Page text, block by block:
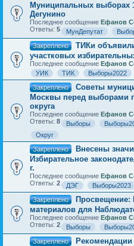
Муниципальных выборах
Дегунино
Последнее сообщение Ефанов
Ответы: 5 МунДепутат
Закреплено
ТИКи
участковых
Последнее сообщение Ефанов
УИК
ТИК Выборы2022
Закреплено
Советы
Москвы перед выборами
округа
Последнее сообщение Ефанов
Ответы: 8 Выборы
Округ
Закреплено
Внесены
Избирательное
г.
Последнее сообщение Ефанов
Ответы: 2 ДЭГ Выборы2023
Закреплено
материалов для
Последнее сообщение Ефанов
Ответы: 2 Выборы
Закреплено